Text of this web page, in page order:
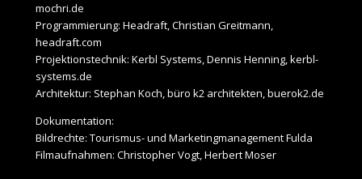
mochri.de
Programmierung: Headraft, Christian Greitmann,
headraft.com
Projektionstechnik: Kerbl Systems, Dennis Henning, kerbl-
systems.de
Architektur: Stephan Koch, büro k2 architekten, buerok2.de
Dokumentation:
Bildrechte: Tourismus- und Marketingmanagement Fulda
Filmaufnahmen: Christopher Vogt, Herbert Moser